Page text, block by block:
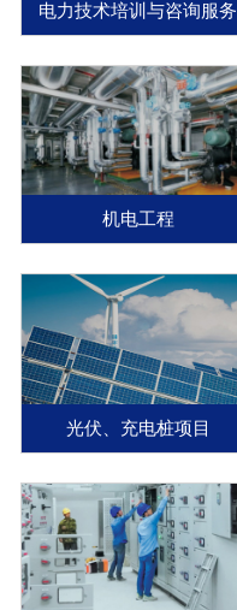
电力技术培训与咨询服务
机电工程
光伏、充电桩项目